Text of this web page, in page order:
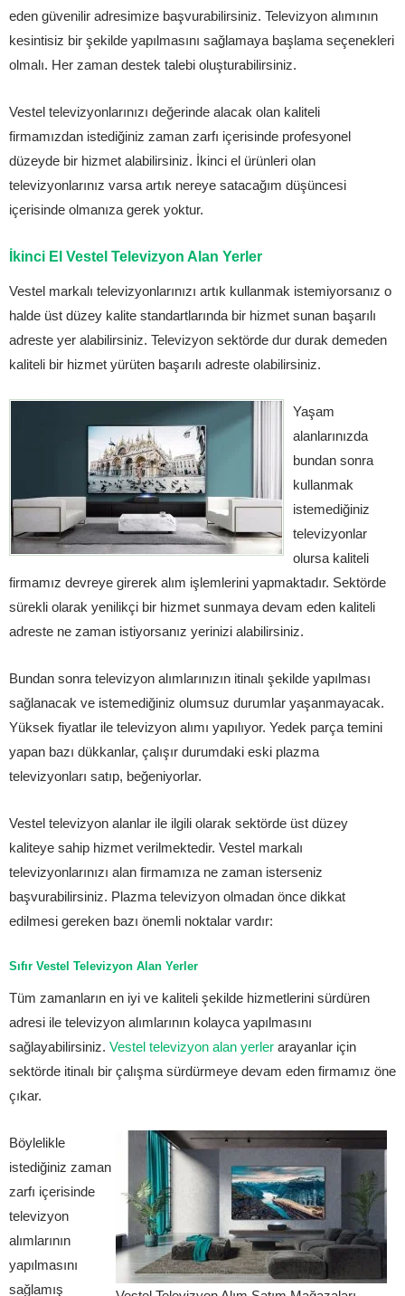
eden güvenilir adresimize başvurabilirsiniz. Televizyon alımının
kesintisiz bir şekilde yapılmasını sağlamaya başlama seçenekleri
olmalı. Her zaman destek talebi oluşturabilirsiniz.
Vestel televizyonlarınızı değerinde alacak olan kaliteli
firmamızdan istediğiniz zaman zarfı içerisinde profesyonel
düzeyde bir hizmet alabilirsiniz. İkinci el ürünleri olan
televizyonlarınız varsa artık nereye satacağım düşüncesi
içerisinde olmanıza gerek yoktur.
İkinci El Vestel Televizyon Alan Yerler
Vestel markalı televizyonlarınızı artık kullanmak istemiyorsanız o
halde üst düzey kalite standartlarında bir hizmet sunan başarılı
adreste yer alabilirsiniz. Televizyon sektörde dur durak demeden
kaliteli bir hizmet yürüten başarılı adreste olabilirsiniz.
Yaşam
alanlarınızda
bundan sonra
kullanmak
istemediğiniz
televizyonlar
olursa kaliteli
firmamız devreye girerek alım işlemlerini yapmaktadır. Sektörde
sürekli olarak yenilikçi bir hizmet sunmaya devam eden kaliteli
adreste ne zaman istiyorsanız yerinizi alabilirsiniz.
Bundan sonra televizyon alımlarınızın itinalı şekilde yapılması
sağlanacak ve istemediğiniz olumsuz durumlar yaşanmayacak.
Yüksek fiyatlar ile televizyon alımı yapılıyor. Yedek parça temini
yapan bazı dükkanlar, çalışır durumdaki eski plazma
televizyonları satıp, beğeniyorlar.
Vestel televizyon alanlar ile ilgili olarak sektörde üst düzey
kaliteye sahip hizmet verilmektedir. Vestel markalı
televizyonlarınızı alan firmamıza ne zaman isterseniz
başvurabilirsiniz. Plazma televizyon olmadan önce dikkat
edilmesi gereken bazı önemli noktalar vardır:
Sıfır Vestel Televizyon Alan Yerler
Tüm zamanların en iyi ve kaliteli şekilde hizmetlerini sürdüren
adresi ile televizyon alımlarının kolayca yapılmasını
sağlayabilirsiniz. Vestel televizyon alan yerler arayanlar için
sektörde itinalı bir çalışma sürdürmeye devam eden firmamız öne
çıkar.
Böylelikle
istediğiniz zaman
zarfı içerisinde
televizyon
alımlarının
yapılmasını
sağlamış